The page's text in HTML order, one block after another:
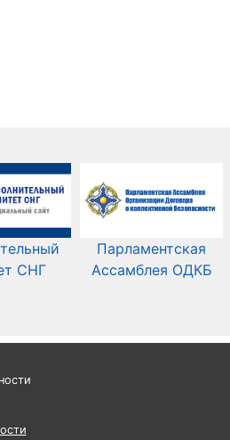
СНГ
Парламентская
Ассамблея ОДКБ